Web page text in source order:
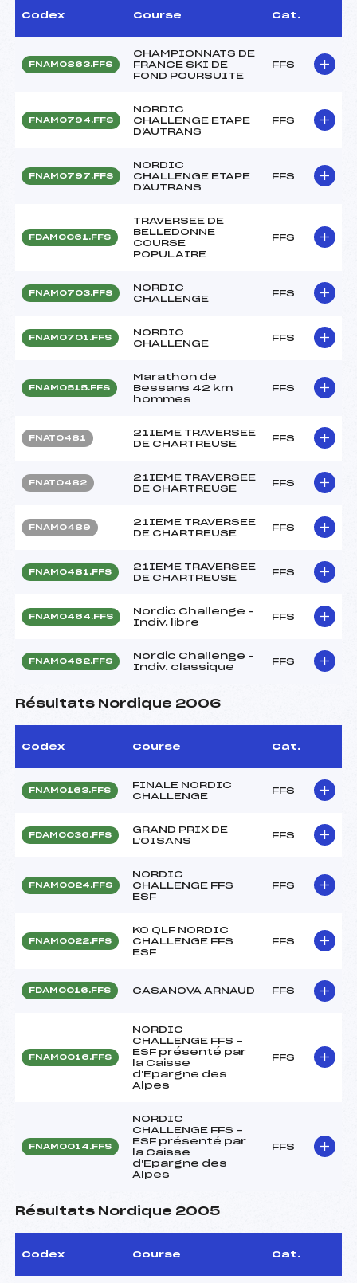
Codex Course Cat.
FNAM0863.FFS
CHAMPIONNATS DE
FRANCE SKI DE
FOND POURSUITE
FFS
FNAM0794.FFS
NORDIC
CHALLENGE ETAPE
D'AUTRANS
FFS
FNAM0797.FFS
NORDIC
CHALLENGE ETAPE
D'AUTRANS
FFS
FDAM0061.FFS
TRAVERSEE DE
BELLEDONNE
COURSE
POPULAIRE
FFS
FNAM0703.FFS
NORDIC
CHALLENGE
FFS
FNAM0701.FFS
NORDIC
CHALLENGE
FFS
FNAM0515.FFS
Marathon de
Bessans 42 km
hommes
FFS
FNAT0481
21IEME TRAVERSEE
DE CHARTREUSE
FFS
FNAT0482
21IEME TRAVERSEE
DE CHARTREUSE
FFS
FNAM0489
21IEME TRAVERSEE
DE CHARTREUSE
FFS
FNAM0481.FFS
21IEME TRAVERSEE
DE CHARTREUSE
FFS
FNAM0464.FFS
Nordic Challenge –
Indiv. libre
FFS
FNAM0462.FFS
Nordic Challenge –
Indiv. classique
FFS
Résultats Nordique 2006
Codex Course Cat.
FNAM0163.FFS
FINALE NORDIC
CHALLENGE
FFS
FDAM0036.FFS
GRAND PRIX DE
L'OISANS
FFS
FNAM0024.FFS
NORDIC
CHALLENGE FFS
ESF
FFS
FNAM0022.FFS
KO QLF NORDIC
CHALLENGE FFS
ESF
FFS
FDAM0016.FFS CASANOVA ARNAUD FFS
FNAM0016.FFS
NORDIC
CHALLENGE FFS -
ESF présenté par
la Caisse
d'Epargne des
Alpes
FFS
FNAM0014.FFS
NORDIC
CHALLENGE FFS -
ESF présenté par
la Caisse
d'Epargne des
Alpes
FFS
Résultats Nordique 2005
Codex Course Cat.